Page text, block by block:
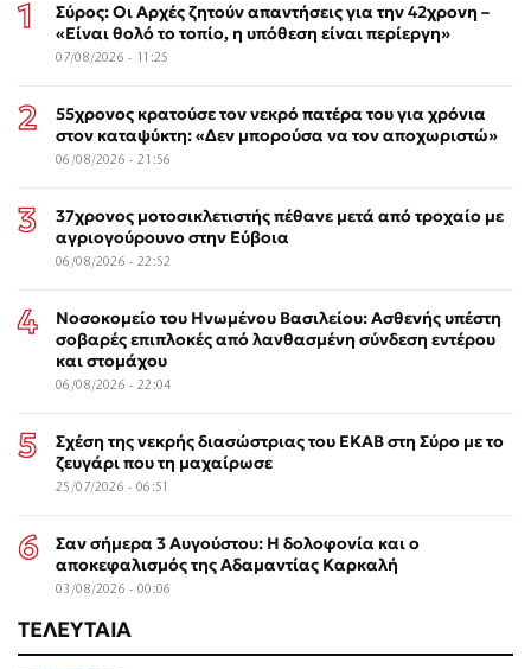
Σύρος: Οι Αρχές ζητούν απαντήσεις για την 42χρονη –
«Είναι θολό το τοπίο, η υπόθεση είναι περίεργη»
07/08/2026 - 11:25
55χρονος κρατούσε τον νεκρό πατέρα του για χρόνια
στον καταψύκτη: «Δεν μπορούσα να τον αποχωριστώ»
06/08/2026 - 21:56
37χρονος μοτοσικλετιστής πέθανε μετά από τροχαίο με
αγριογούρουνο στην Εύβοια
06/08/2026 - 22:52
Νοσοκομείο του Ηνωμένου Βασιλείου: Ασθενής υπέστη
σοβαρές επιπλοκές από λανθασμένη σύνδεση εντέρου
και στομάχου
06/08/2026 - 22:04
Σχέση της νεκρής διασώστριας του ΕΚΑΒ στη Σύρο με το
ζευγάρι που τη μαχαίρωσε
25/07/2026 - 06:51
Σαν σήμερα 3 Αυγούστου: Η δολοφονία και ο
αποκεφαλισμός της Αδαμαντίας Καρκαλή
03/08/2026 - 00:06
ΤΕΛΕΥΤΑΙΑ